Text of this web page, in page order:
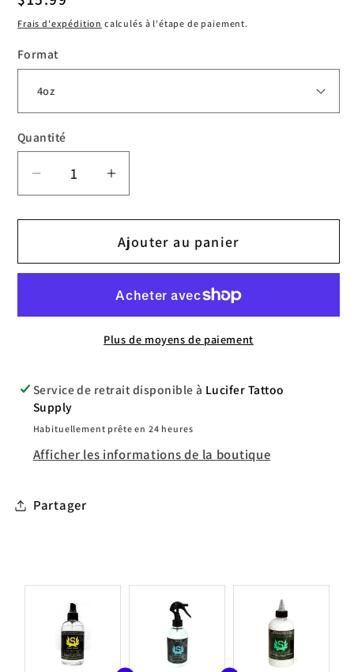
habituel
Frais d'expédition calculés à l'étape de paiement.
Format
Quantité
Réduire
quantité
Stencil
Augmenter
quantité
de
Stencil
Ajouter au panier
Plus de moyens de paiement
Service de retrait disponible à Lucifer Tattoo
Supply
Habituellement prête en 24 heures
Afficher les informations de la boutique
Partager